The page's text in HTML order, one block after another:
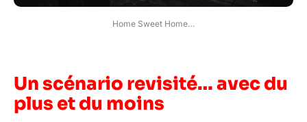
Home Sweet Home…
Un scénario revisité… avec du
plus et du moins